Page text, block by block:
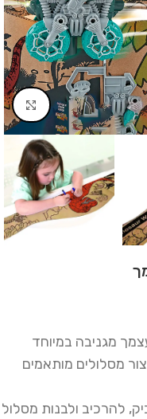
Click to
מגניבה במיוחד
מסלולים מותאמים
להרכיב ולבנות מסלול